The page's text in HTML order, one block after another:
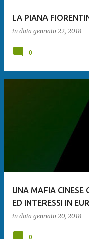
LA PIANA
in data gennaio 22, 2018
0
UNA MAFIA CINESE
ED INTERESSI IN
in data gennaio 20, 2018
0